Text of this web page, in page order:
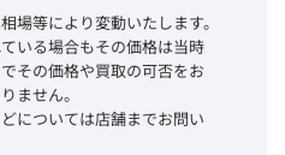
場等により変動いたします。
いる場合もその価格は当時
その価格や買取の可否をお
ません。
については店舗までお問い